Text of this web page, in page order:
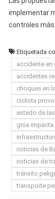
implementar
controles
Etiquetada
accidente en
accidentes
choques en
ciclista
estado de
grúa impacta
noticias de
noticias de
tránsito
transporte